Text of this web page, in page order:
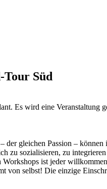
Süd
Es wird eine Veranstaltung
der gleichen Passion –
zu sozialisieren, zu
ist jeder
von selbst! Die einzige